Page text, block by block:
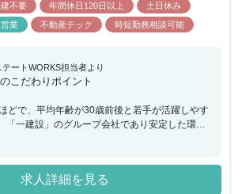
不要 年間休日120日以上
土日休み
業 不動産テック 時短勤務相談可能
テートWORKS担当者より
こだわりポイント
どで、平均年齢が30歳前後と若手が活躍しやす
「一建設」のグループ会社であり安定した環境
ては第二創業期を迎えているため、何でもチャ
求人です。土日祝休みで残業も平均20時間以下
ある方でも安心してお仕事に集中できることも
求人詳細を見る